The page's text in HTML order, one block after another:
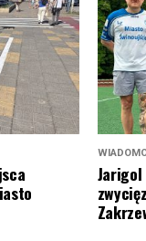
Jarigol